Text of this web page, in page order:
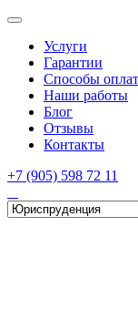
Услуги
Гарантии
Способы
Наши работы
Блог
Отзывы
Контакты
+7 (905) 598 72 11